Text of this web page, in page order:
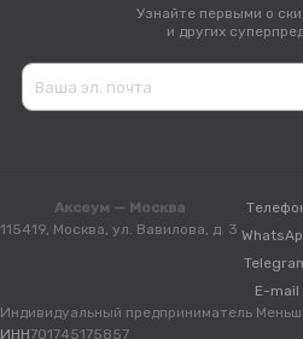
Узнайте первыми о
и других
Аксеум — Москва
115419, Москва, ул. Вавилова, д. 3
E-mail
Индивидуальный предприниматель
ИНН701745175857